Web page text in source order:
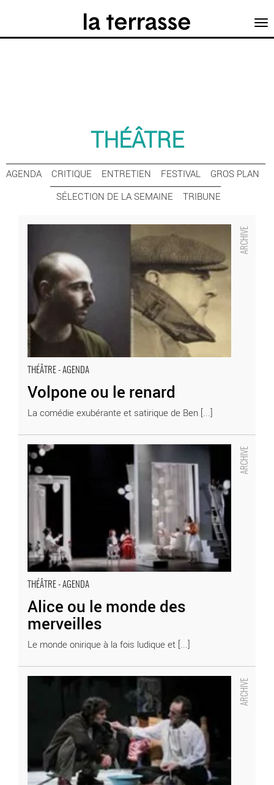
THÉÂTRE
AGENDA CRITIQUE ENTRETIEN FESTIVAL
GROS PLAN
SÉLECTION DE LA SEMAINE
TRIBUNE
THÉÂTRE - AGENDA
Volpone ou le renard
La comédie exubérante et satirique de Ben [...]
Volpone ou le renard - Critique sortie Théâtre
THÉÂTRE - AGENDA
Alice ou le monde des
merveilles
Le monde onirique à la fois ludique et [...]
Alice ou le monde des merveilles - Critique sortie Théâtre
Les Émigrés - Critique sortie Théâtre